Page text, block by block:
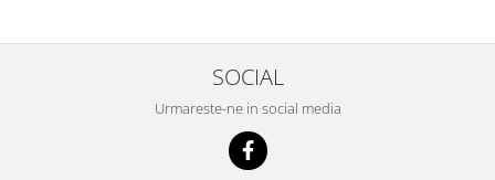
SOCIAL
Urmareste-ne in social media